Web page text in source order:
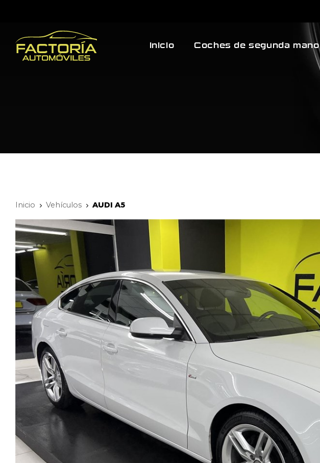
Inicio Coches de segunda mano
Inicio Vehículos AUDI A5